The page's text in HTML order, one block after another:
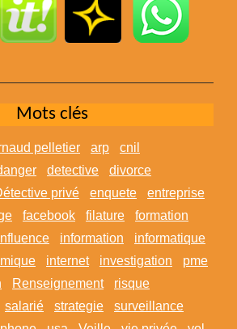
Mots clés
pelletier arp
cnil
detective
divorce
privé enquete
entreprise
facebook filature
formation
information
informatique
internet investigation
pme
Renseignement
risque
salarié strategie
surveillance